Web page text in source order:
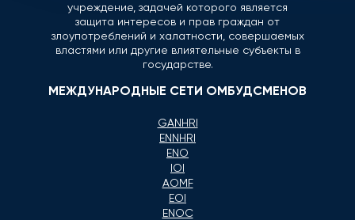
учреждение, задачей которого является
защита интересов и прав граждан от
злоупотреблений и халатности, совершаемых
властями или другие влиятельные субъекты в
государстве.
МЕЖДУНАРОДНЫЕ СЕТИ ОМБУДСМЕНОВ
GANHRI
ENNHRI
ENO
IOI
AOMF
EOI
ENOC